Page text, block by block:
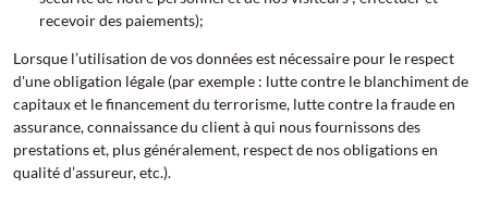
recevoir des paiements);
Lorsque l’utilisation de vos données est nécessaire pour le respect
d'une obligation légale (par exemple : lutte contre le blanchiment de
capitaux et le financement du terrorisme, lutte contre la fraude en
assurance, connaissance du client à qui nous fournissons des
prestations et, plus généralement, respect de nos obligations en
qualité d’assureur, etc.).